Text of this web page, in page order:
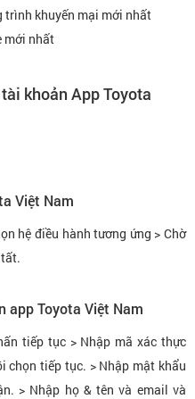
trình khuyến mại mới nhất
mới nhất
khoản App Toyota
Việt Nam
hệ điều hành tương ứng > Chờ
app Toyota Việt Nam
tiếp tục > Nhập mã xác thực
chọntiếp tục. > Nhập mật khẩu
. > Nhập họ & tên và email và